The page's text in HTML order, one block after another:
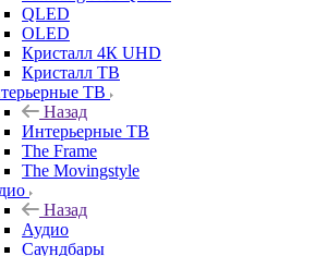
QLED
OLED
Кристалл 4К UHD
Кристалл ТВ
ТВ
Назад
Интерьерные ТВ
The Frame
The Movingstyle
Назад
Аудио
Саундбары